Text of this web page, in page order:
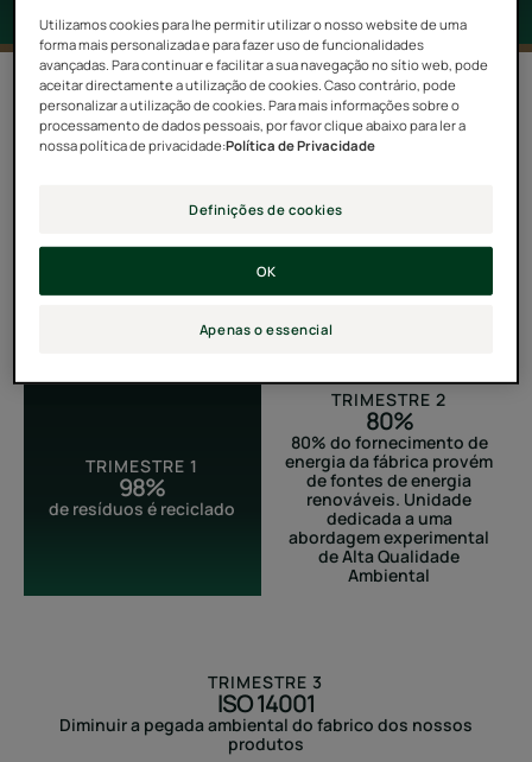
Há 40 anos que a unidade de Soual, em Tarn, fabrica e
embala os nossos produtos dermocosméticos.
NÚMEROS-CHAVE
TRIMESTRE 1
98%
de resíduos é reciclado
TRIMESTRE 2
80%
80% do fornecimento de
energia da fábrica provém
de fontes de energia
renováveis. Unidade
dedicada a uma
abordagem experimental
de Alta Qualidade
Ambiental
TRIMESTRE 3
ISO 14001
Diminuir a pegada ambiental do fabrico dos nossos
produtos
Utilizamos cookies para lhe permitir utilizar o nosso website de uma
forma mais personalizada e para fazer uso de funcionalidades
avançadas. Para continuar e facilitar a sua navegação no sítio web, pode
aceitar directamente a utilização de cookies. Caso contrário, pode
personalizar a utilização de cookies. Para mais informações sobre o
processamento de dados pessoais, por favor clique abaixo para ler a
nossa política de privacidade:Política de Privacidade
Definições de cookies
Apenas o essencial
OK